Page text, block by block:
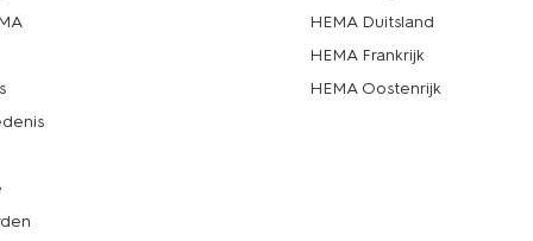
HEMA Duitsland
HEMA Frankrijk
HEMA Oostenrijk